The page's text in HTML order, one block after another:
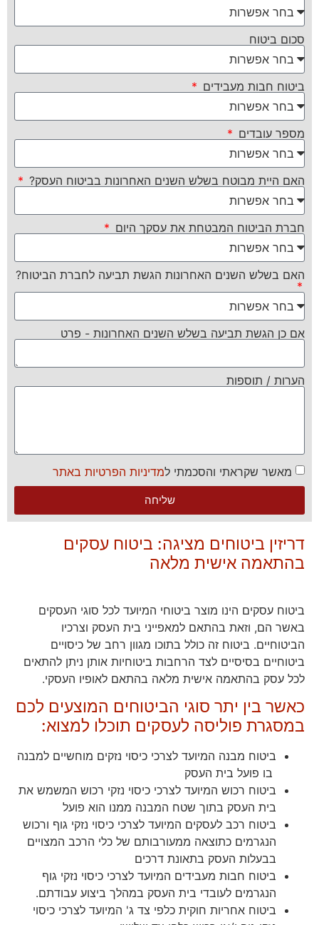
סכום ביטוח
ביטוח חבות מעבידים
מספר עובדים
האם היית מבוטח בשלש השנים האחרונות בביטוח העסק?
חברת הביטוח המבטחת את עסקך היום
האם בשלש השנים האחרונות הגשת תביעה לחברת הביטוח?
אם כן הגשת תביעה בשלש השנים האחרונות - פרט
הערות / תוספות
מאשר שקראתי והסכמתי למדיניות הפרטיות באתר
שליחה
דריזין ביטוחים מציגה: ביטוח עסקים
בהתאמה אישית מלאה
ביטוח עסקים הינו מוצר ביטוחי המיועד לכל סוגי העסקים
באשר הם, וזאת בהתאם למאפייני בית העסק וצרכיו
הביטוחיים. ביטוח זה כולל בתוכו מגוון רחב של כיסויים
ביטוחיים בסיסיים לצד הרחבות ביטוחיות אותן ניתן להתאים
לכל עסק בהתאמה אישית מלאה בהתאם לאופיו העסקי.
כאשר בין יתר סוגי הביטוחים המוצעים לכם
במסגרת פוליסה לעסקים תוכלו למצוא:
ביטוח מבנה המיועד לצרכי כיסוי נזקים מוחשיים למבנה
בו פועל בית העסק
ביטוח רכוש המיועד לצרכי כיסוי נזקי רכוש המשמש את
בית העסק בתוך שטח המבנה ממנו הוא פועל
ביטוח רכב לעסקים המיועד לצרכי כיסוי נזקי גוף ורכוש
הנגרמים כתוצאה ממעורבותם של כלי הרכב המצויים
בבעלות העסק בתאונת דרכים
ביטוח חבות מעבידים המיועד לצרכי כיסוי נזקי גוף
הנגרמים לעובדי בית העסק במהלך ביצוע עבודתם.
ביטוח אחריות חוקית כלפי צד ג' המיועד לצרכי כיסוי